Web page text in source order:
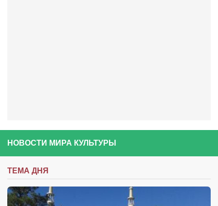
НОВОСТИ МИРА КУЛЬТУРЫ
ТЕМА ДНЯ